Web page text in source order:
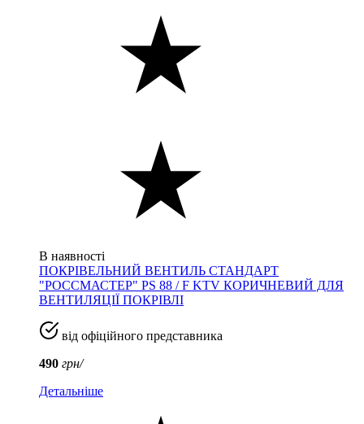
В наявності
ПОКРІВЕЛЬНИЙ ВЕНТИЛЬ СТАНДАРТ
"РОССМАСТЕР" PS 88 / F KTV КОРИЧНЕВИЙ ДЛЯ
ВЕНТИЛЯЦІЇ ПОКРІВЛІ
від офіційного представника
490 грн/
Детальніше